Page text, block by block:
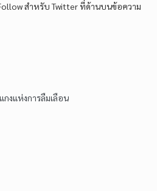
สำหรับ Twitter ที่ด้านบนข้อความ
กงแห่งการลืมเลือน